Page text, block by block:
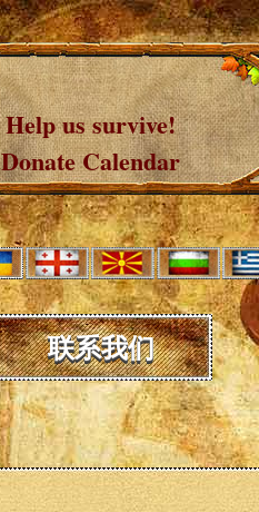
Help us survive!
Donate Calendar
联系我们